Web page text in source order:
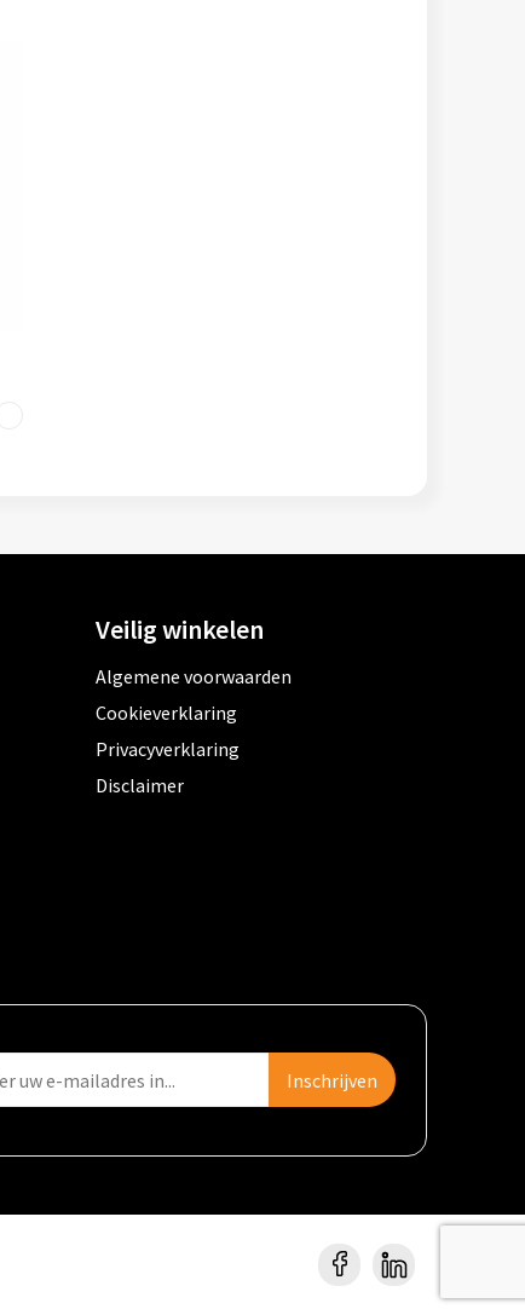
Veilig winkelen
Algemene voorwaarden
Cookieverklaring
Privacyverklaring
Disclaimer